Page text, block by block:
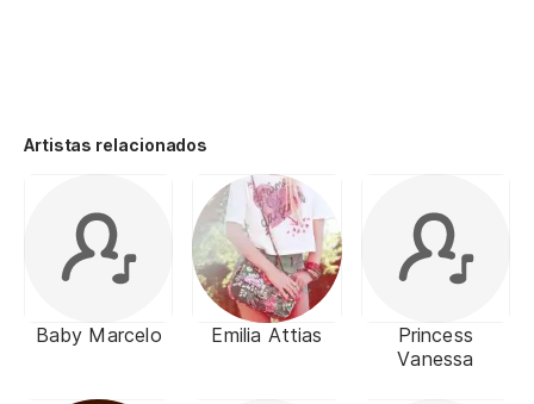
Artistas relacionados
Baby Marcelo Emilia Attias
Princess
Vanessa